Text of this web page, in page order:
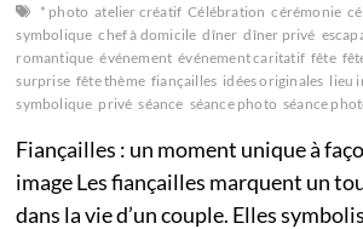
* photo atelier créatif Célébration cérémonie
symbolique chef à domicile dîner dîner privé
romantique événement événement caritatif fête
surprise fête thème fiançailles idées originales lieu
symbolique privé séance séance photo séance
Fiançailles : un moment unique à
image Les fiançailles marquent un
dans la vie d’un couple. Elles